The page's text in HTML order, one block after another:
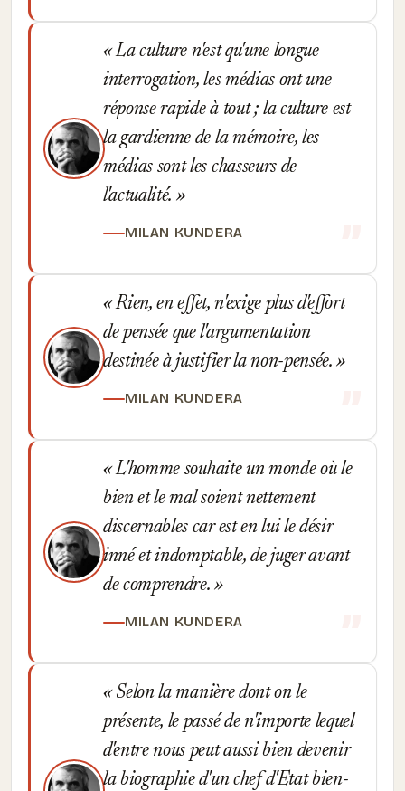
La culture n'est qu'une longue
interrogation, les médias ont une
réponse rapide à tout ; la culture est
la gardienne de la mémoire, les
médias sont les chasseurs de
l'actualité.
MILAN KUNDERA
Rien, en effet, n'exige plus d'effort
de pensée que l'argumentation
destinée à justifier la non-pensée.
MILAN KUNDERA
L'homme souhaite un monde où le
bien et le mal soient nettement
discernables car est en lui le désir
inné et indomptable, de juger avant
de comprendre.
MILAN KUNDERA
Selon la manière dont on le
présente, le passé de n'importe lequel
d'entre nous peut aussi bien devenir
la biographie d'un chef d'Etat bien-